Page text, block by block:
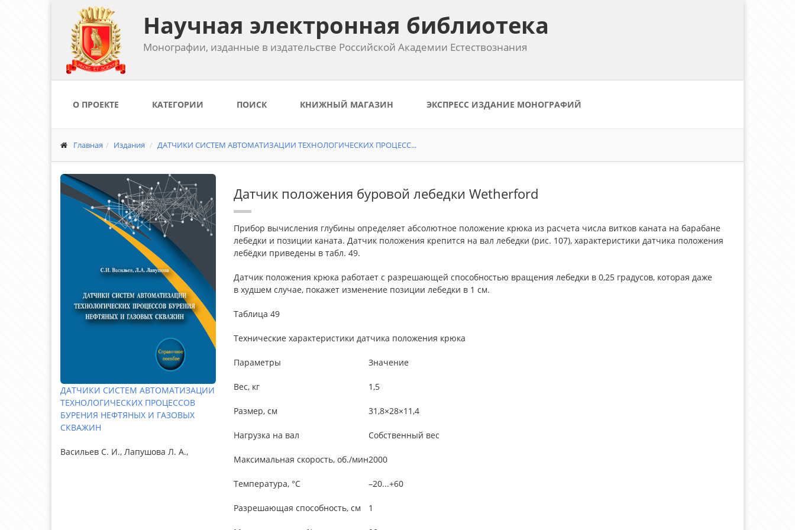
Научная электронная библиотека
Монографии, изданные в издательстве Российской Академии Естествознания
О ПРОЕКТЕ КАТЕГОРИИ ПОИСК КНИЖНЫЙ МАГАЗИН ЭКСПРЕСС ИЗДАНИЕ МОНОГРАФИЙ
Главная Издания ДАТЧИКИ СИСТЕМ АВТОМАТИЗАЦИИ ТЕХНОЛОГИЧЕСКИХ ПРОЦЕСС...
ДАТЧИКИ СИСТЕМ АВТОМАТИЗАЦИИ
ТЕХНОЛОГИЧЕСКИХ ПРОЦЕССОВ
БУРЕНИЯ НЕФТЯНЫХ И ГАЗОВЫХ
СКВАЖИН
Васильев С. И., Лапушова Л. А.,
Датчик положения буровой лебедки Wetherford
Прибор вычисления глубины определяет абсолютное положение крюка из расчета числа витков каната на барабане
лебедки и позиции каната. Датчик положения крепится на вал лебедки (рис. 107), характеристики датчика положения
лебёдки приведены в табл. 49.
Датчик положения крюка работает с разрешающей способностью вращения лебедки в 0,25 градусов, которая даже
в худшем случае, покажет изменение позиции лебедки в 1 см.
Таблица 49
Технические характеристики датчика положения крюка
Параметры Значение
Вес, кг 1,5
Размер, см 31,8×28×11,4
Нагрузка на вал Собственный вес
Максимальная скорость, об./мин2000
Температура, °C –20...+60
Разрешающая способность, см 1